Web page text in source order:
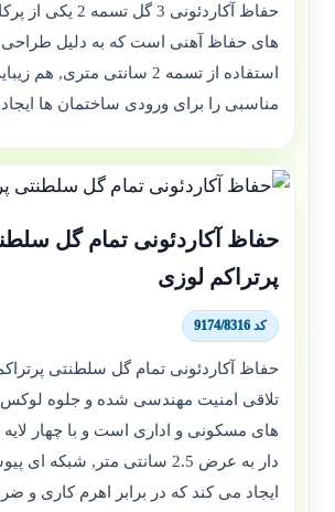
حفاظ آکاردئونی 3 گل
های حفاظ آهنی است که به دلیل
استفاده از تسمه 2 سانتی متری,
مناسبی را برای ورودی ساختمان ها
حفاظ آکاردئونی تمام گل
پرتراکم لوزی
کد 9174/8316
حفاظ آکاردئونی تمام گل سلطنتی
تلاقی امنیت مهندسی شده و جلوه
های مسکونی و اداری است و با چهار
دار به عرض 2.5 سانتی متر, شبکه
ایجاد می کند که در برابر اهرم کاری و